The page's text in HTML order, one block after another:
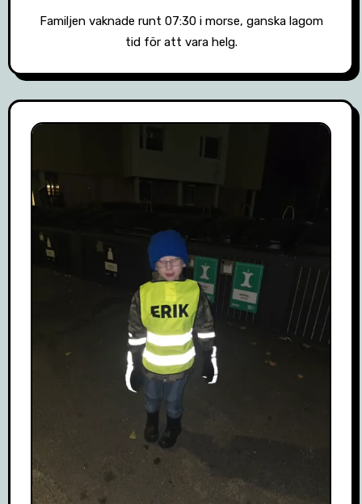
Familjen vaknade runt 07:30 i morse, ganska lagom
tid för att vara helg.